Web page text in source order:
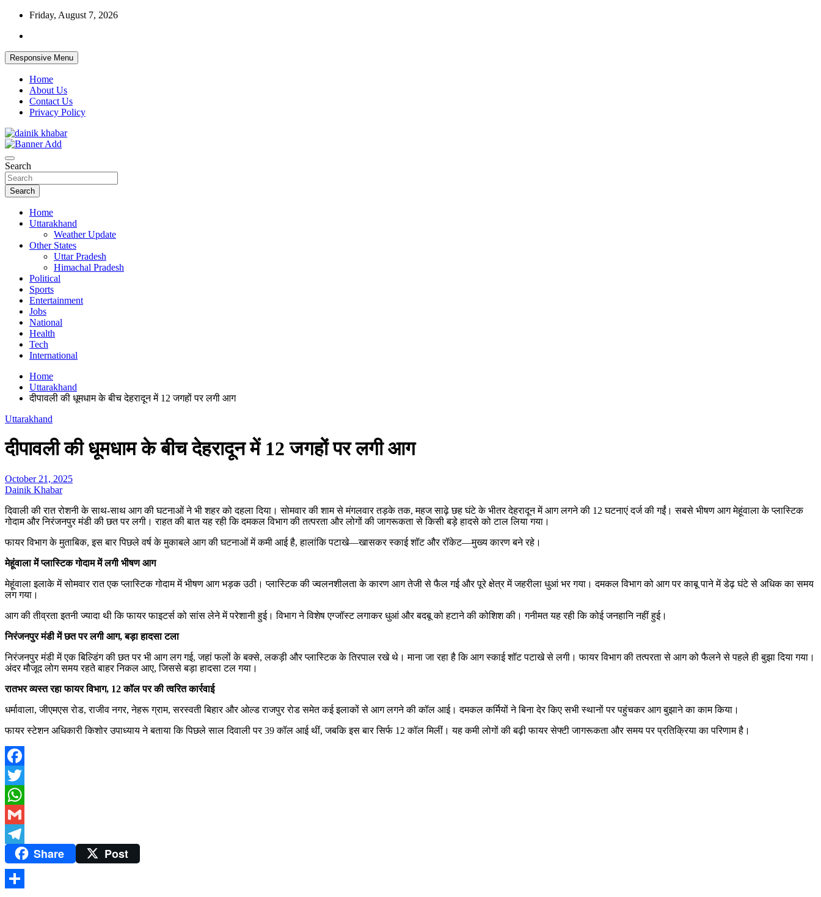
Skip
content
Friday, August 7, 2026
Responsive Menu
Home
About Us
Contact Us
Privacy Policy
Dainikkhabar.in – Uttarakhand Daily Hindi News Website
Search
Search
Home
Uttarakhand
Weather Update
Other States
Uttar Pradesh
Himachal Pradesh
Political
Sports
Entertainment
Jobs
National
Health
Tech
International
Home
Uttarakhand
दीपावली की धूमधाम के बीच देहरादून में 12 जगहों पर लगी आग
Uttarakhand
दीपावली की धूमधाम के बीच देहरादून में 12 जगहों पर लगी आग
October 21, 2025
Dainik Khabar
दिवाली की रात रोशनी के साथ-साथ आग की घटनाओं ने भी शहर को दहला दिया। सोमवार की शाम से मंगलवार तड़के तक, महज साढ़े छह घंटे के भीतर देहरादून में आग लगने की 12 घटनाएं दर्ज की गईं। सबसे भीषण आग मेहूंवाला के प्लास्टिक
गोदाम और निरंजनपुर मंडी की छत पर लगी। राहत की बात यह रही कि दमकल विभाग की तत्परता और लोगों की जागरूकता से किसी बड़े हादसे को टाल लिया गया।
फायर विभाग के मुताबिक, इस बार पिछले वर्ष के मुकाबले आग की घटनाओं में कमी आई है, हालांकि पटाखे—खासकर स्काई शॉट और रॉकेट—मुख्य कारण बने रहे।
मेहूंवाला में प्लास्टिक गोदाम में लगी भीषण आग
मेहूंवाला इलाके में सोमवार रात एक प्लास्टिक गोदाम में भीषण आग भड़क उठी। प्लास्टिक की ज्वलनशीलता के कारण आग तेजी से फैल गई और पूरे क्षेत्र में जहरीला धुआं भर गया। दमकल विभाग को आग पर काबू पाने में डेढ़ घंटे से अधिक का समय
लग गया।
आग की तीव्रता इतनी ज्यादा थी कि फायर फाइटर्स को सांस लेने में परेशानी हुई। विभाग ने विशेष एग्जॉस्ट लगाकर धुआं और बदबू को हटाने की कोशिश की। गनीमत यह रही कि कोई जनहानि नहीं हुई।
निरंजनपुर मंडी में छत पर लगी आग, बड़ा हादसा टला
निरंजनपुर मंडी में एक बिल्डिंग की छत पर भी आग लग गई, जहां फलों के बक्से, लकड़ी और प्लास्टिक के तिरपाल रखे थे। माना जा रहा है कि आग स्काई शॉट पटाखे से लगी। फायर विभाग की तत्परता से आग को फैलने से पहले ही बुझा दिया गया।
अंदर मौजूद लोग समय रहते बाहर निकल आए, जिससे बड़ा हादसा टल गया।
रातभर व्यस्त रहा फायर विभाग, 12 कॉल पर की त्वरित कार्रवाई
धर्मावाला, जीएमएस रोड, राजीव नगर, नेहरू ग्राम, सरस्वती बिहार और ओल्ड राजपुर रोड समेत कई इलाकों से आग लगने की कॉल आई। दमकल कर्मियों ने बिना देर किए सभी स्थानों पर पहुंचकर आग बुझाने का काम किया।
फायर स्टेशन अधिकारी किशोर उपाध्याय ने बताया कि पिछले साल दिवाली पर 39 कॉल आई थीं, जबकि इस बार सिर्फ 12 कॉल मिलीं। यह कमी लोगों की बढ़ी फायर सेफ्टी जागरूकता और समय पर प्रतिक्रिया का परिणाम है।
Facebook
Twitter
WhatsApp
Gmail
TelegramShare Post